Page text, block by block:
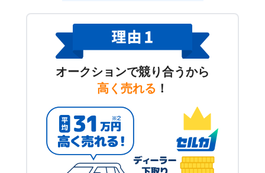
オークションで競り合うから
高く売れる ！